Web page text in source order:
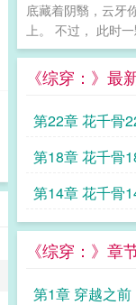
底藏着阴翳，云牙
上。 不过， 此时
《综穿：》最
第22章 花千骨
第18章 花千骨
第14章 花千骨
《综穿：》章
第1章 穿越之前